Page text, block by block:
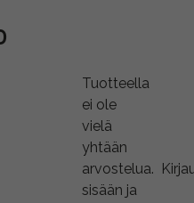
Tuotteella
ei ole
vielä
yhtään
arvostelua.
sisään ja